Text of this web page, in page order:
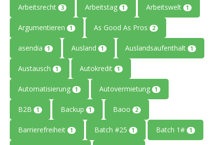
Arbeitsrecht 3 Arbeitstag 1 Arbeitswelt 1
Argumentieren 1 As Good As Pros 2
asendia 1 Ausland 1 Auslandsaufenthalt 1
Austausch 1 Autokredit 1
Automatisierung 1 Autovermietung 1
B2B 1 Backup 1 Baoo 2
Barrierefreiheit 1 Batch #25 1 Batch 1# 1